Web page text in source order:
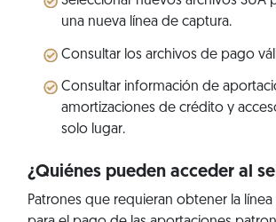
una nueva línea de captura.
Consultar los archivos de pago
Consultar información de
amortizaciones de crédito y
solo lugar.
¿Quiénes pueden acceder al
Patrones que requieran obtener la